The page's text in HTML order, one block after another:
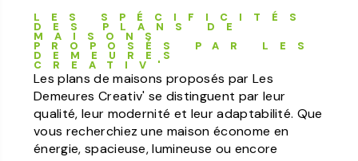
LES SPÉCIFICITÉS
DES PLANS DE
MAISONS
PROPOSÉS PAR LES
DEMEURES
CREATIV'
Les plans de maisons proposés par Les
Demeures Creativ' se distinguent par leur
qualité, leur modernité et leur adaptabilité. Que
vous recherchiez une maison économe en
énergie, spacieuse, lumineuse ou encore